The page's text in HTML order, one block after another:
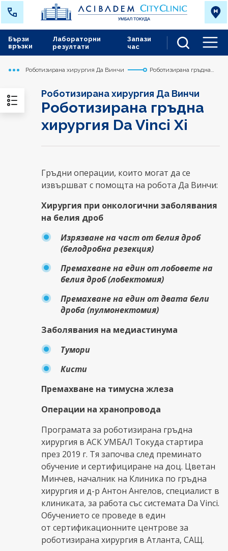
Лабораторни
резултати
Запази
час
Бързи
връзки
Начало
Токуда
Медицински дейности
Роботизирана хирургия Да Винчи
Роботизирана гръдна
Роботизирана хирургия Да Винчи
Роботизирана гръдна
хирургия Da Vinci Xi
Гръдни операции, които могат да се
извършват с помощта на робота Да Винчи:
Хирургия при онкологични заболявания
на белия дроб
Изрязване на част от белия дроб
(белодробна резекция)
Премахване на един от лобовете на
белия дроб (лобектомия)
Премахване на един от двата бели
дроба (пулмонектомия)
Заболявания на медиастинума
Тумори
Кисти
Премахване на тимусна жлеза
Операции на хранопровода
Програмата за роботизирана гръдна
хирургия в АСК УМБАЛ Токуда стартира
през 2019 г. Тя започва след преминато
обучение и сертифициране на доц. Цветан
Минчев, началник на Клиника по гръдна
хирургия и д-р Антон Ангелов, специалист в
клиниката, за работа със системата Da Vinci.
Обучението се проведе в един
от сертификационните центрове за
роботизирана хирургия в Атланта, САЩ.